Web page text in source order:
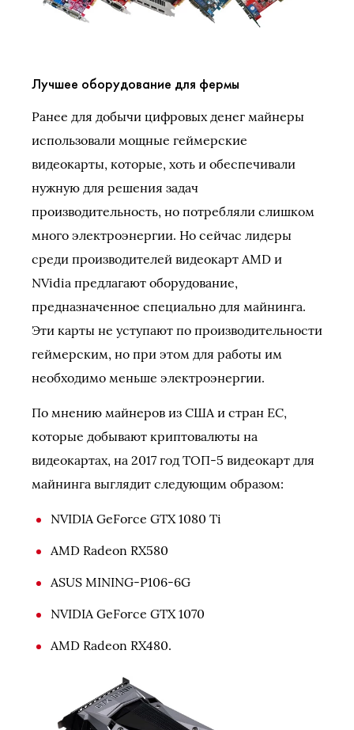
Лучшее оборудование для фермы
Ранее для добычи цифровых денег майнеры
использовали мощные геймерские
видеокарты, которые, хоть и обеспечивали
нужную для решения задач
производительность, но потребляли слишком
много электроэнергии. Но сейчас лидеры
среди производителей видеокарт AMD и
NVidia предлагают оборудование,
предназначенное специально для майнинга.
Эти карты не уступают по производительности
геймерским, но при этом для работы им
необходимо меньше электроэнергии.
По мнению майнеров из США и стран ЕС,
которые добывают криптовалюты на
видеокартах, на 2017 год ТОП-5 видеокарт для
майнинга выглядит следующим образом:
NVIDIA GeForce GTX 1080 Ti
AMD Radeon RX580
ASUS MINING-P106-6G
NVIDIA GeForce GTX 1070
AMD Radeon RX480.